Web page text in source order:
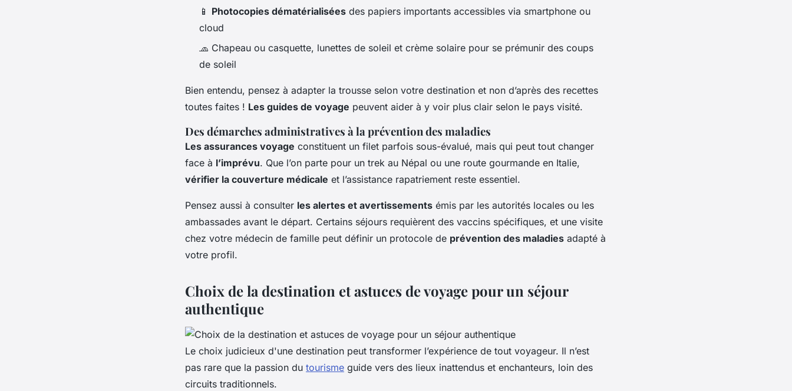
📱 Photocopies dématérialisées des papiers importants accessibles via smartphone ou
cloud
🧢 Chapeau ou casquette, lunettes de soleil et crème solaire pour se prémunir des coups
de soleil
Bien entendu, pensez à adapter la trousse selon votre destination et non d’après des recettes
toutes faites ! Les guides de voyage peuvent aider à y voir plus clair selon le pays visité.
Des démarches administratives à la prévention des maladies
Les assurances voyage constituent un filet parfois sous-évalué, mais qui peut tout changer
face à l’imprévu. Que l’on parte pour un trek au Népal ou une route gourmande en Italie,
vérifier la couverture médicale et l’assistance rapatriement reste essentiel.
Pensez aussi à consulter les alertes et avertissements émis par les autorités locales ou les
ambassades avant le départ. Certains séjours requièrent des vaccins spécifiques, et une visite
chez votre médecin de famille peut définir un protocole de prévention des maladies adapté à
votre profil.
Choix de la destination et astuces de voyage pour un séjour
authentique
Le choix judicieux d'une destination peut transformer l’expérience de tout voyageur. Il n’est
pas rare que la passion du tourisme guide vers des lieux inattendus et enchanteurs, loin des
circuits traditionnels.